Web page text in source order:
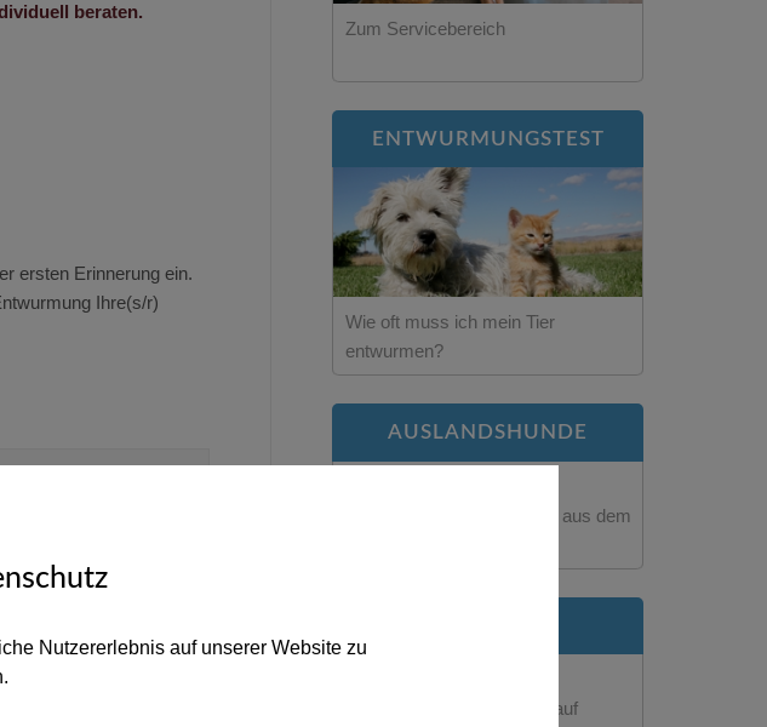
beraten.
ersten Erinnerung ein.
Ihre(s/r)
Zum Servicebereich
ENTWURMUNGSTEST
Wie oft muss ich mein Tier
entwurmen?
AUSLANDSHUNDE
Was ist wichtig bei Hunden aus dem
Wie schütze ich mein Tier auf
Nutzererlebnis auf unserer Website zu